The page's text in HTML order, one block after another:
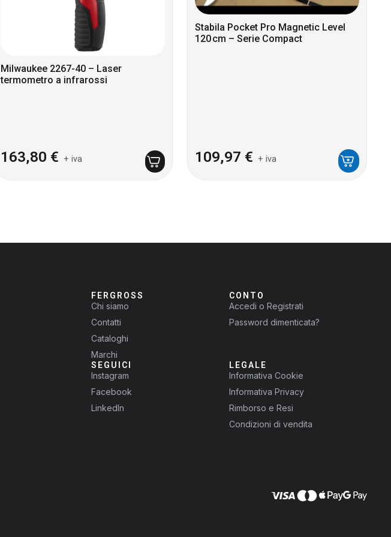
Milwaukee 2267-40 – Laser
termometro a infrarossi
163,80 € + iva
Stabila Pocket Pro Magnetic Level
120 cm – Serie Compact
109,97 € + iva
FERGROSS
Chi siamo
Contatti
Cataloghi
Marchi
CONTO
Accedi o Registrati
Password dimenticata?
SEGUICI
Instagram
Facebook
LinkedIn
LEGALE
Informativa Cookie
Informativa Privacy
Rimborso e Resi
Condizioni di vendita